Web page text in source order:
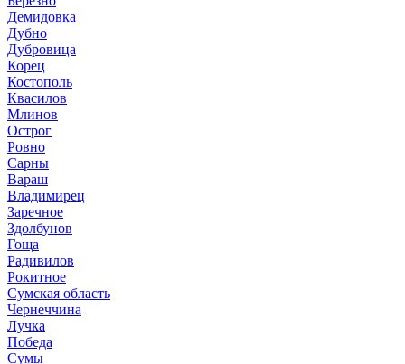
Демидовка
Дубно
Дубровица
Корец
Костополь
Квасилов
Млинов
Острог
Ровно
Сарны
Вараш
Владимирец
Заречное
Здолбунов
Гоща
Радивилов
Рокитное
Сумская область
Чернеччина
Лучка
Победа
Сумы